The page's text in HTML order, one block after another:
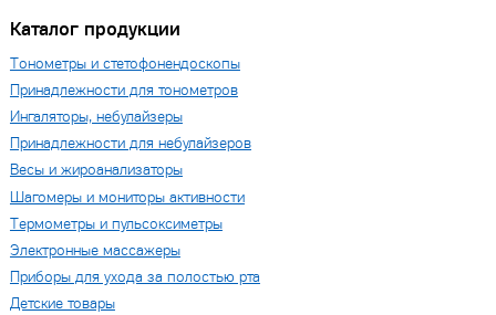
Каталог продукции
Тонометры и стетофонендоскопы
Принадлежности для тонометров
Ингаляторы, небулайзеры
Принадлежности для небулайзеров
Весы и жироанализаторы
Шагомеры и мониторы активности
Термометры и пульсоксиметры
Электронные массажеры
Приборы для ухода за полостью рта
Детские товары